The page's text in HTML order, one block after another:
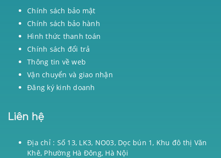
Chính sách bảo mật
Chính sách bảo hành
Hình thức thanh toán
Chính sách đổi trả
Thông tin về web
Vận chuyển và giao nhận
Đăng ký kinh doanh
Liên hệ
Địa chỉ : Số 13, LK3, NO03, Dọc bún 1, Khu đô thị Văn
Khê, Phường Hà Đông, Hà Nội